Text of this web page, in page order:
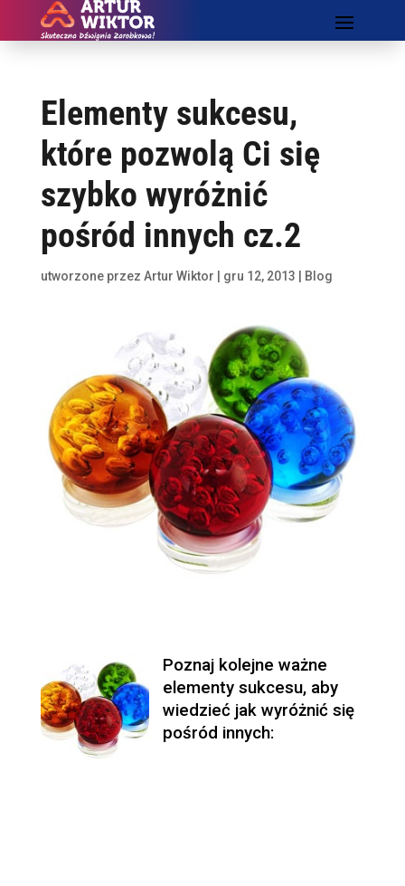
Elementy sukcesu,
które pozwolą Ci się
szybko wyróżnić
pośród innych cz.2
utworzone przez Artur Wiktor gru 12, 2013 Blog
Poznaj kolejne ważne
elementy sukcesu, aby
wiedzieć jak wyróżnić się
pośród innych: